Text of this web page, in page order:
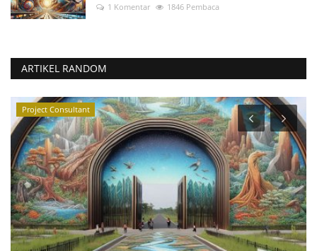
1 Komentar
1846 Pembaca
ARTIKEL RANDOM
Project Consultant